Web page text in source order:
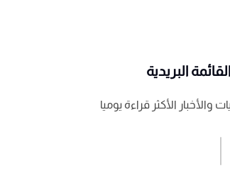
تعليق
البريدية
والأخبار الأكثر قراءة يوميا